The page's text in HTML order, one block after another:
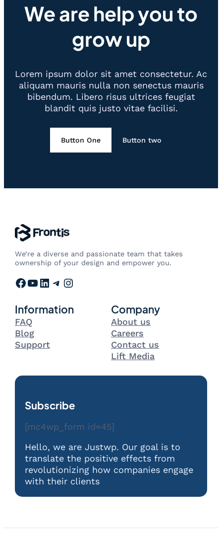
We are help you to
grow up
Lorem ipsum dolor sit amet consectetur. Ac
aliquam mauris nulla non senectus mauris
bibendum. Libero risus ultrices feugiat
blandit quis justo vitae facilisi.
Button One Button two
We’re a diverse and passionate team that takes
ownership of your design and empower you.
Facebook YouTube LinkedIn Telegram Instagram
Information
FAQ
Blog
Support
Company
About us
Careers
Contact us
Lift Media
Subscribe
[mc4wp_form id=45]
Hello, we are Justwp. Our goal is to
translate the positive effects from
revolutionizing how companies engage
with their clients